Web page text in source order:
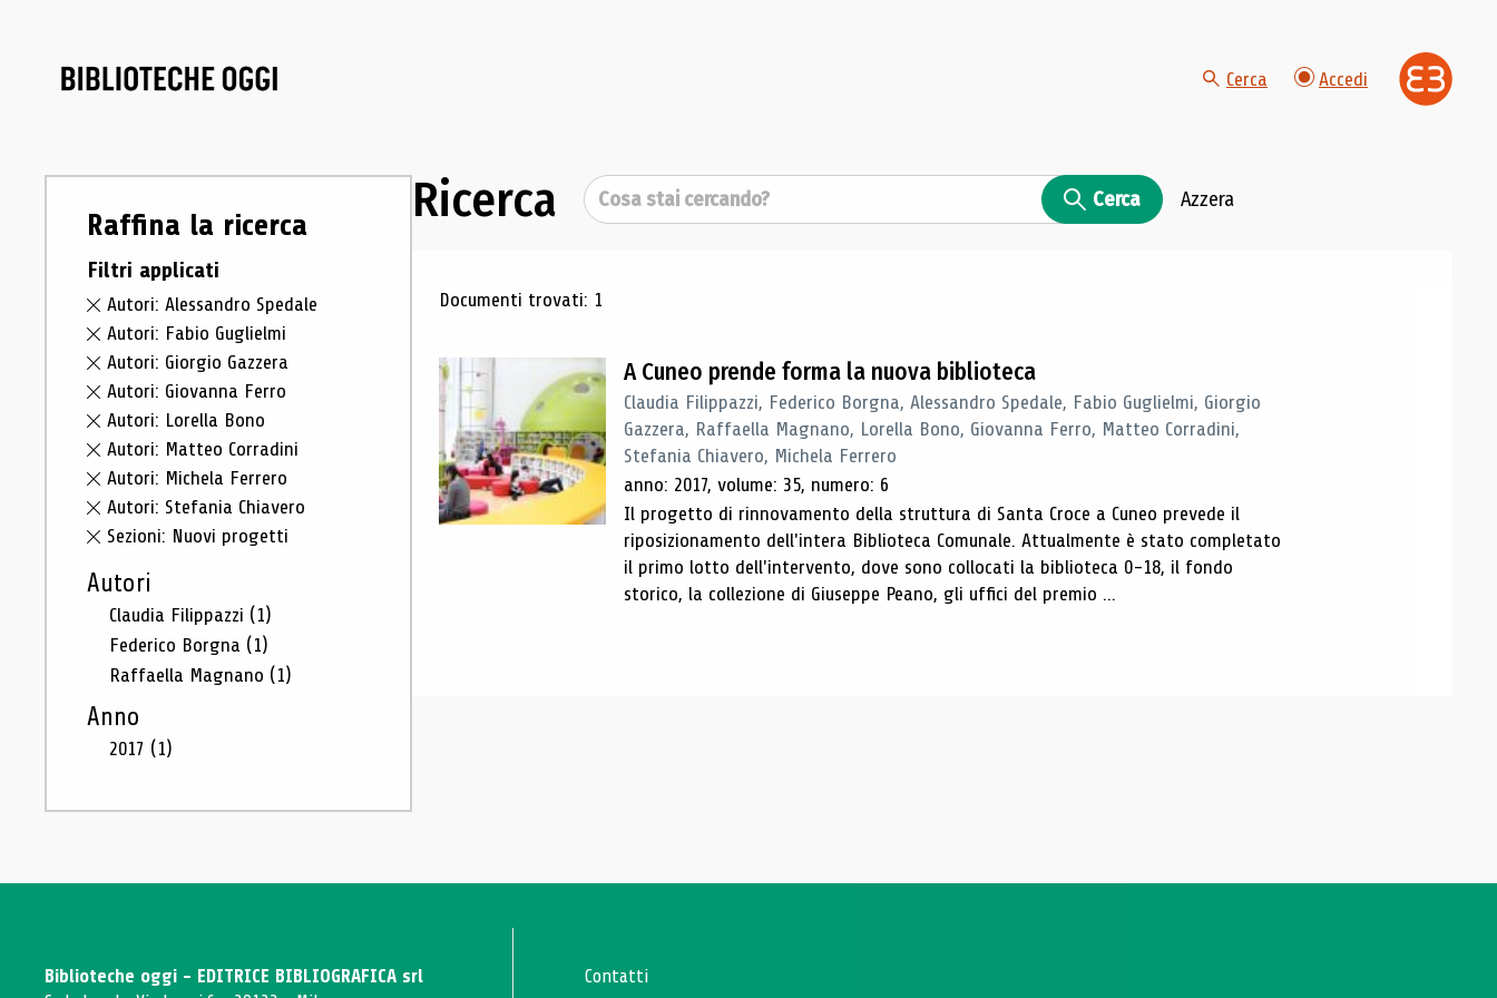
Cerca Accedi
Raffina la ricerca
Filtri applicati
Autori: Alessandro Spedale
Autori: Fabio Guglielmi
Autori: Giorgio Gazzera
Autori: Giovanna Ferro
Autori: Lorella Bono
Autori: Matteo Corradini
Autori: Michela Ferrero
Autori: Stefania Chiavero
Sezioni: Nuovi progetti
Autori
Claudia Filippazzi (1)
Federico Borgna (1)
Raffaella Magnano (1)
Anno
2017 (1)
Ricerca Cerca Cerca Azzera
Risultati di ricerca
Documenti trovati: 1
A Cuneo prende forma la nuova biblioteca
Claudia Filippazzi, Federico Borgna, Alessandro Spedale, Fabio Guglielmi, Giorgio
Gazzera, Raffaella Magnano, Lorella Bono, Giovanna Ferro, Matteo Corradini,
Stefania Chiavero, Michela Ferrero
anno: 2017, volume: 35, numero: 6
Il progetto di rinnovamento della struttura di Santa Croce a Cuneo prevede il
riposizionamento dell'intera Biblioteca Comunale. Attualmente è stato completato
il primo lotto dell'intervento, dove sono collocati la biblioteca 0-18, il fondo
storico, la collezione di Giuseppe Peano, gli uffici del premio ...
Biblioteche oggi - EDITRICE BIBLIOGRAFICA srl
Contatti